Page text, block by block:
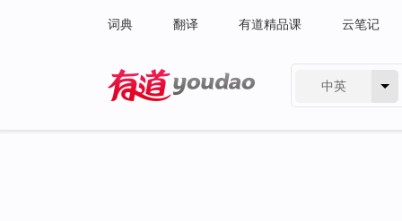
词典 翻译 有道精品课 云笔记
中英